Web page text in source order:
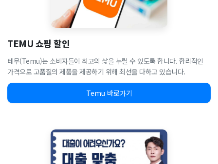
TEMU 쇼핑 할인
테무(Temu)는 소비자들이 최고의 삶을 누릴 수 있도록 합니다. 합리적인
가격으로 고품질의 제품을 제공하기 위해 최선을 다하고 있습니다.
Temu 바로가기